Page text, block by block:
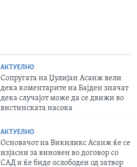
АКТУЕЛНО
Сопругата на Џулијан Асанж вели
дека коментарите на Бајден значат
дека случајот може да се движи во
вистинската насока
АКТУЕЛНО
Основачот на Викиликс Асанж ќе се
изјасни за виновен во договор со
САД и ќе биде ослободен од затвор